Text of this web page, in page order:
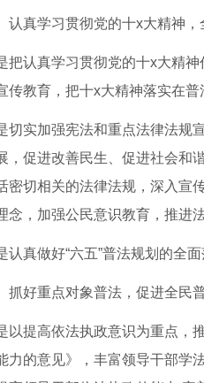
学习贯彻党的十x大精神，全
认真学习贯彻党的十x大精神
传教育，把十x大精神落实在普
实加强宪法和重点法律法规宣
，促进改善民生、促进社会和
密切相关的法律法规，深入宣
念，加强公民意识教育，推进
真做好“六五”普法规划的全面
好重点对象普法，促进全民普
提高依法执政意识为重点，推
力的意见》，丰富领导干部学